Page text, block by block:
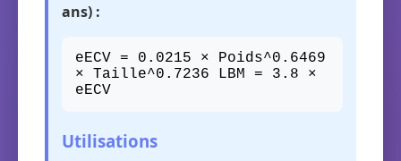
ans) :
eECV = 0.0215 × Poids^0.6469
× Taille^0.7236 LBM = 3.8 ×
eECV
Utilisations